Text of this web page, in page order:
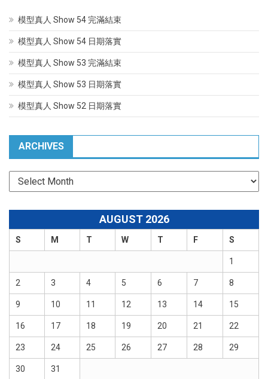
模型真人 Show 54 完滿結束
模型真人 Show 54 日期落實
模型真人 Show 53 完滿結束
模型真人 Show 53 日期落實
模型真人 Show 52 日期落實
ARCHIVES
Archives
AUGUST 2026
S M T W T F S
1
2 3 4 5 6 7 8
9 10 11 12 13 14 15
16 17 18 19 20 21 22
23 24 25 26 27 28 29
30 31